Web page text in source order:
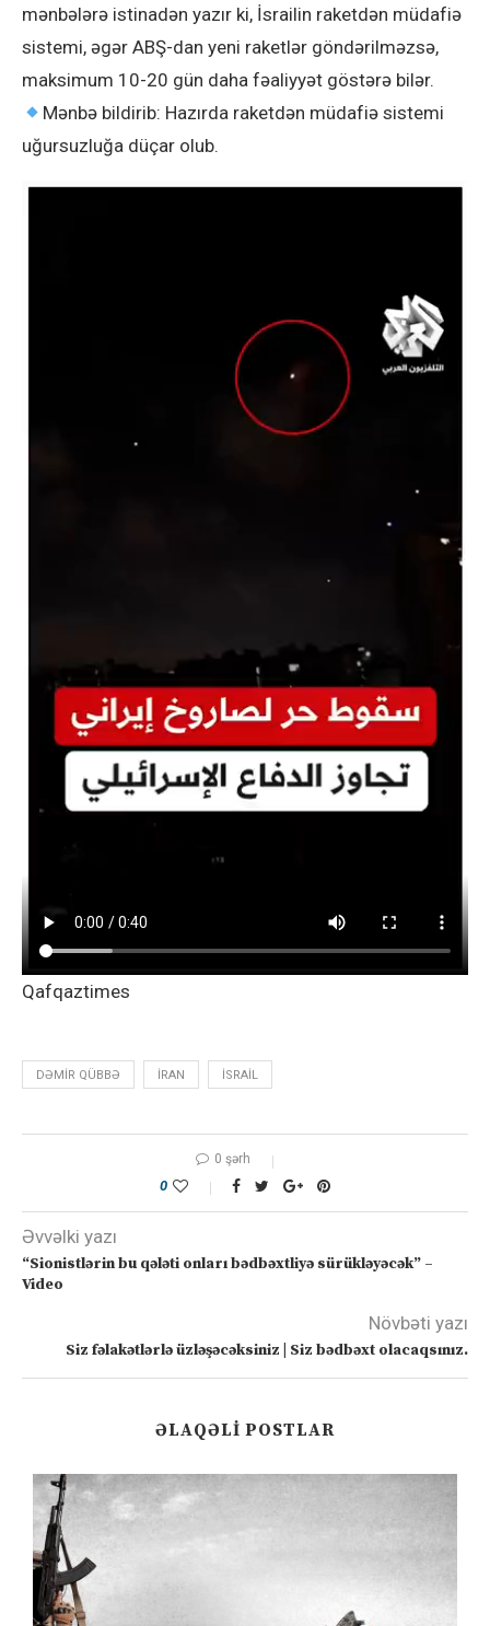
mənbələrə istinadən yazır ki, İsrailin raketdən müdafiə
sistemi, əgər ABŞ-dan yeni raketlər göndərilməzsə,
maksimum 10-20 gün daha fəaliyyət göstərə bilər.
Mənbə bildirib: Hazırda raketdən müdafiə sistemi
uğursuzluğa düçar olub.
Qafqaztimes
DƏMIR QÜBBƏ İRAN İSRAIL
0 şərh
0
Əvvəlki yazı
“Sionistlərin bu qələti onları bədbəxtliyə sürükləyəcək” –
Video
Növbəti yazı
Siz fəlakətlərlə üzləşəcəksiniz | Siz bədbəxt olacaqsınız.
ƏLAQƏLI POSTLAR